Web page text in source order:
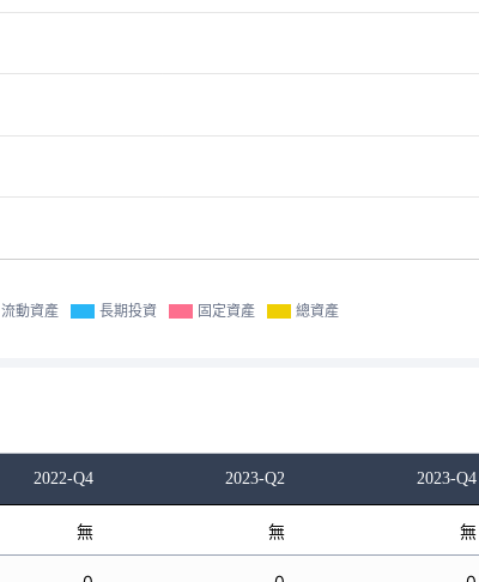
流動資產 長期投資 固定資產 總資產
2022-Q4 2023-Q2 2023-Q4
無 無 無